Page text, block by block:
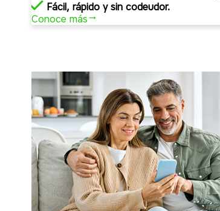
Fácil, rápido y sin codeudor.
Conoce más